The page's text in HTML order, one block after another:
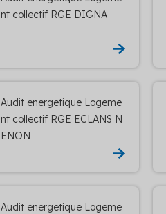
nt collectif RGE DIGNA
Audit energetique Logeme
nt collectif RGE ECLANS N
ENON
Audit energetique Logeme